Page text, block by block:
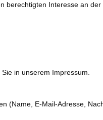
berechtigten Interesse an
in unserem Impressum.
(Name, E-Mail-Adresse,